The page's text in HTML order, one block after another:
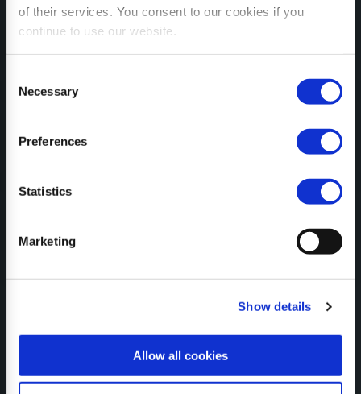
of their services. You consent to our cookies if you
continue to use our website.
Selection
Necessary
Preferences
Statistics
Marketing
Show details
Allow all cookies
MY SEPPI